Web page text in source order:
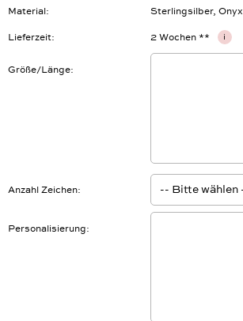
Material Sterlingsilber, Onyx
Lieferzeit 2 Wochen ** i
Größe/Länge
Anzahl Zeichen
Personalisierung